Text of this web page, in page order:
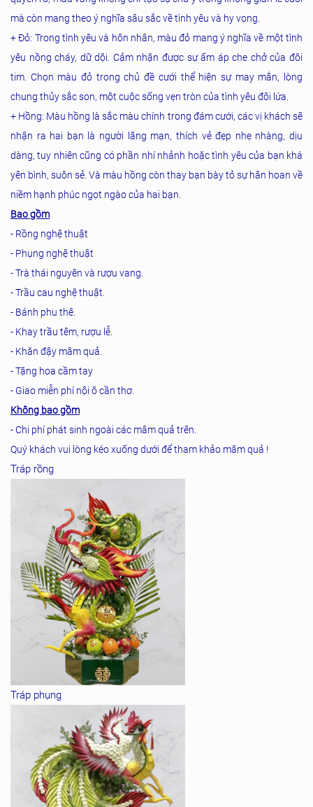
mà còn mang theo ý nghĩa sâu sắc về tình yêu và hy vọng.
+ Đỏ: Trong tình yêu và hôn nhân, màu đỏ mang ý nghĩa về một tình
yêu nồng cháy, dữ dội. Cảm nhận được sự ấm áp che chở của đôi
tim. Chọn màu đỏ trong chủ đề cưới thể hiện sự may mắn, lòng
chung thủy sắc son, một cuộc sống vẹn tròn của tình yêu đôi lứa.
+ Hồng: Màu hồng là sắc màu chính trong đám cưới, các vị khách sẽ
nhận ra hai bạn là người lãng mạn, thích vẻ đẹp nhẹ nhàng, dịu
dàng, tuy nhiên cũng có phần nhí nhảnh hoặc tình yêu của bạn khá
yên bình, suôn sẻ. Và màu hồng còn thay bạn bày tỏ sự hân hoan về
niềm hạnh phúc ngọt ngào của hai bạn.
Bao gồm
- Rồng nghệ thuật
- Phụng nghệ thuật
- Trà thái nguyên và rượu vang.
- Trầu cau nghệ thuật.
- Bánh phu thê.
- Khay trầu têm, rượu lễ.
- Khăn đậy mâm quả.
- Tặng hoa cầm tay
- Giao miễn phí nội ô cần thơ.
Không bao gồm
- Chi phí phát sinh ngoài các mâm quả trên.
Quý khách vui lòng kéo xuống dưới để tham khảo mâm quả !
Tráp rồng
Tráp phụng